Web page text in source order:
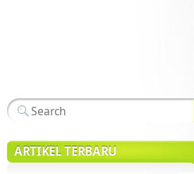
ARTIKEL TERBARU